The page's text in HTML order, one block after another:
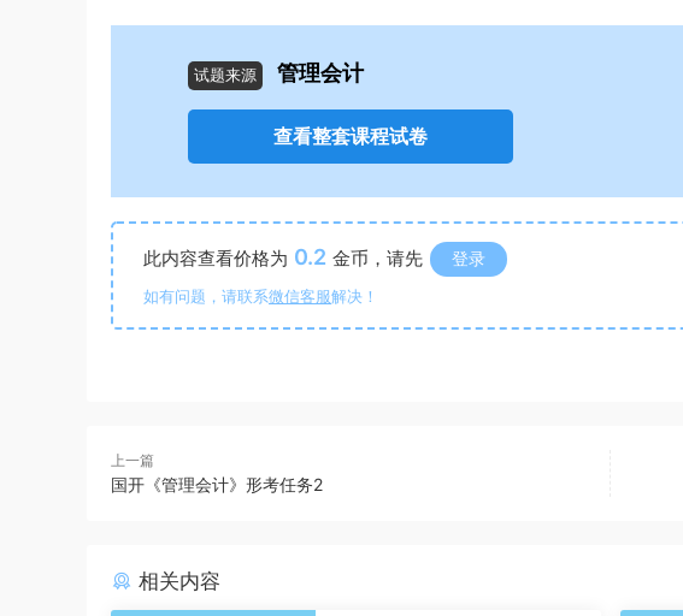
试题来源 管理会计
查看整套课程试卷
此内容查看价格为 0.2 金币，请先 登录
如有问题，请联系微信客服解决！
上一篇
国开《管理会计》形考任务2
相关内容